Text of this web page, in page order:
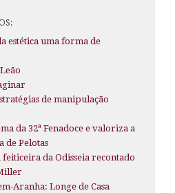
estética uma forma de
de manipulação
da 32ª Fenadoce e valoriza a
de Pelotas
da Odisseia recontado
Aranha: Longe de Casa